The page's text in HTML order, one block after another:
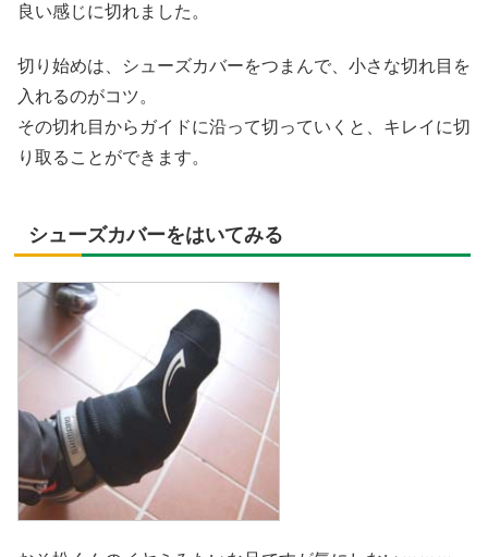
良い感じに切れました。
切り始めは、シューズカバーをつまんで、小さな切れ目を
入れるのがコツ。
その切れ目からガイドに沿って切っていくと、キレイに切
り取ることができます。
シューズカバーをはいてみる